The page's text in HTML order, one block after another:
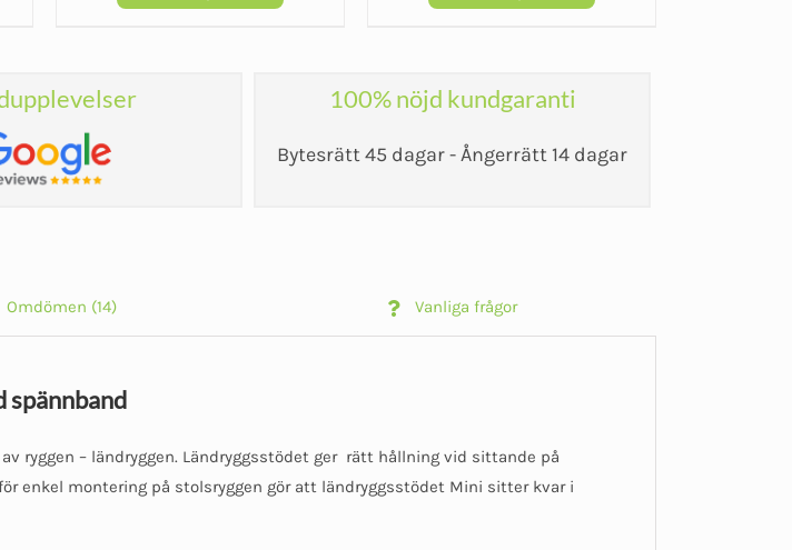
100% nöjd kundgaranti
Bytesrätt 45 dagar - Ångerrätt 14 dagar
Omdömen (14) Vanliga frågor
spännband
ryggen – ländryggen. Ländryggsstödet ger rätt hållning vid sittande på
enkel montering på stolsryggen gör att ländryggsstödet Mini sitter kvar i